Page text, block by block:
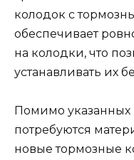
колодок с
обеспечивает
на колодки, что
устанавливать их
Помимо указанных
потребуются
новые тормозные